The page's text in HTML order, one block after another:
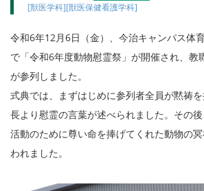
[獣医学科][獣医保健看護学科]
令和6年12月6日（金）、今治キャンパス体
で「令和6年度動物慰霊祭」が開催され、教
が参列しました。
式典では、まずはじめに参列者全員が黙祷を
長より慰霊の言葉が述べられました。その後
活動のために尊い命を捧げてくれた動物の
われました。